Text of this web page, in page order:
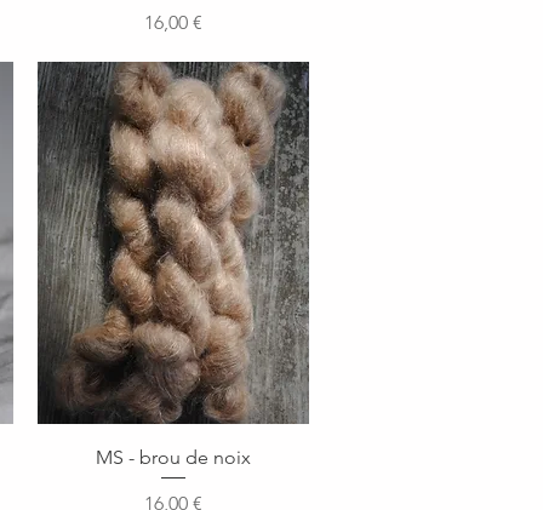
Prix
16,00 €
Aperçu rapide
MS - brou de noix
Prix
16,00 €